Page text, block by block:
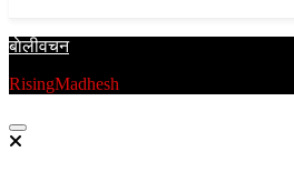
बाेलीवचन
RisingMadhesh